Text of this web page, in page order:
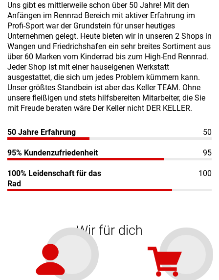
Uns gibt es mittlerweile schon über 50 Jahre! Mit den
Anfängen im Rennrad Bereich mit aktiver Erfahrung im
Profi-Sport war der Grundstein für unser heutiges
Unternehmen gelegt. Heute bieten wir in unseren 2 Shops in
Wangen und Friedrichshafen ein sehr breites Sortiment aus
über 60 Marken vom Kinderrad bis zum High-End Rennrad.
Jeder Shop ist mit einer hauseigenen Werkstatt
ausgestattet, die sich um jedes Problem kümmern kann.
Unser größtes Standbein ist aber das Keller TEAM. Ohne
unsere fleißigen und stets hilfsbereiten Mitarbeiter, die Sie
mit Freude beraten wäre Der Keller nicht DER KELLER.
50 Jahre Erfahrung 50
95% Kundenzufriedenheit 95
100% Leidenschaft für das
Rad
100
Wir für dich